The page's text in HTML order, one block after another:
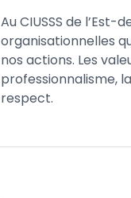
Au CIUSSS de
organisationnelles
nos actions. Les
professionnalisme,
respect.